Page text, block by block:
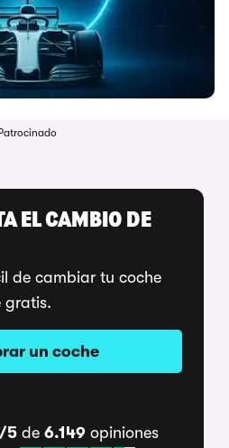
Patrocinado
EL CAMBIO DE
de cambiar tu coche
gratis.
un coche
5 de 6.149 opiniones